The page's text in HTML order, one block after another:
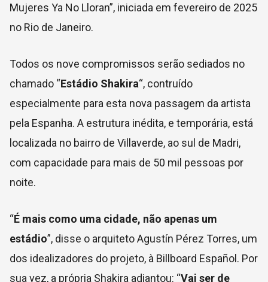
Mujeres Ya No Lloran”, iniciada em fevereiro de 2025
no Rio de Janeiro.
Todos os nove compromissos serão sediados no
chamado “Estádio Shakira“, contruído
especialmente para esta nova passagem da artista
pela Espanha. A estrutura inédita, e temporária, está
localizada no bairro de Villaverde, ao sul de Madri,
com capacidade para mais de 50 mil pessoas por
noite.
“É mais como uma cidade, não apenas um
estádio”, disse o arquiteto Agustín Pérez Torres, um
dos idealizadores do projeto, à Billboard Español. Por
sua vez, a própria Shakira adiantou: “Vai ser de